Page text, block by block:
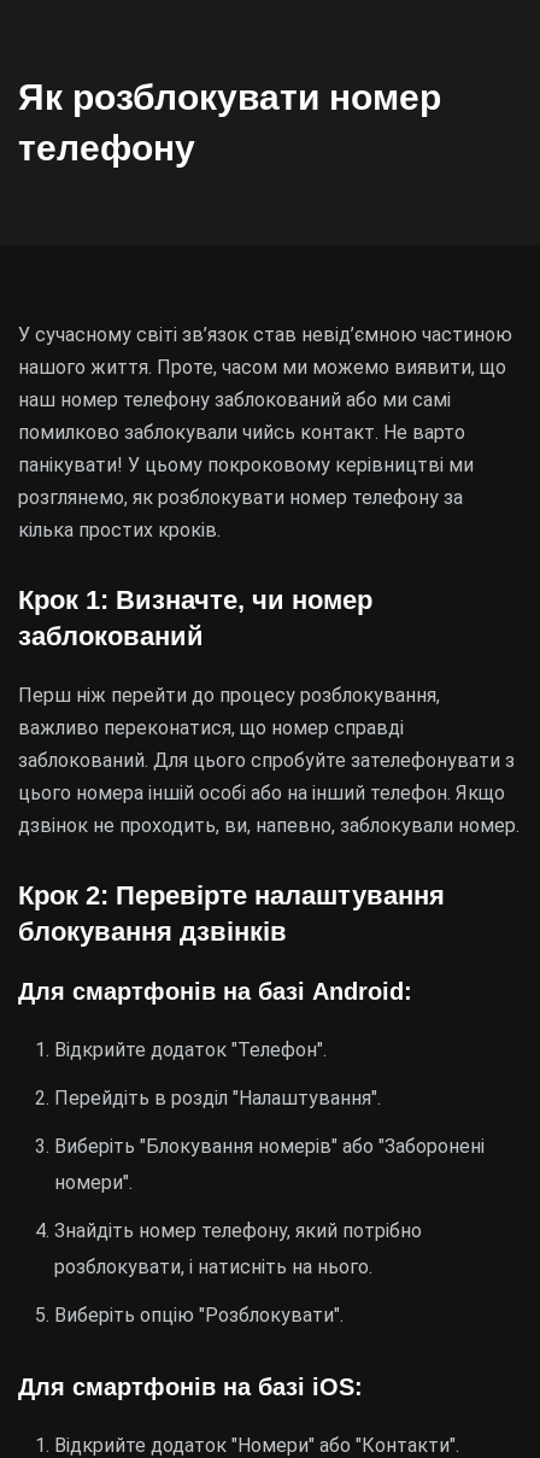
Як розблокувати номер
телефону
У сучасному світі зв’язок став невід’ємною частиною
нашого життя. Проте, часом ми можемо виявити, що
наш номер телефону заблокований або ми самі
помилково заблокували чийсь контакт. Не варто
панікувати! У цьому покроковому керівництві ми
розглянемо, як розблокувати номер телефону за
кілька простих кроків.
Крок 1: Визначте, чи номер
заблокований
Перш ніж перейти до процесу розблокування,
важливо переконатися, що номер справді
заблокований. Для цього спробуйте зателефонувати з
цього номера іншій особі або на інший телефон. Якщо
дзвінок не проходить, ви, напевно, заблокували номер.
Крок 2: Перевірте налаштування
блокування дзвінків
Для смартфонів на базі Android:
Відкрийте додаток "Телефон".
Перейдіть в розділ "Налаштування".
Виберіть "Блокування номерів" або "Заборонені
номери".
Знайдіть номер телефону, який потрібно
розблокувати, і натисніть на нього.
Виберіть опцію "Розблокувати".
Для смартфонів на базі iOS:
Відкрийте додаток "Номери" або "Контакти".